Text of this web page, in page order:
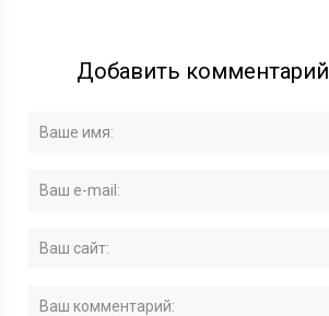
Добавить комментарий